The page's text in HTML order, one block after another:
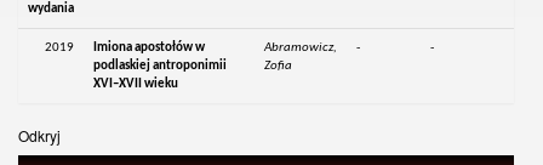
wydania
2019
Imiona apostołów w
podlaskiej antroponimii
XVI–XVII wieku
Abramowicz,
Zofia
- -
Odkryj